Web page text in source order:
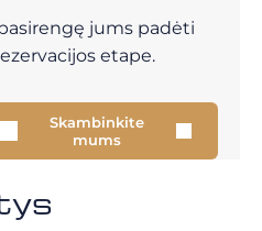
jums padėti
etape.
Skambinkite
mums